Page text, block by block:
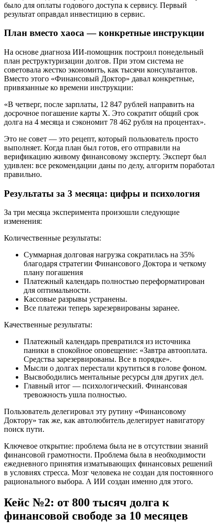
было для оплаты годового доступа к сервису. Первый
результат оправдал инвестицию в сервис.
План вместо хаоса — конкретные инструкции
На основе диагноза ИИ-помощник построил понедельный
план реструктуризации долгов. При этом система не
советовала жестко экономить, как тысячи консультантов.
Вместо этого «Финансовый Доктор» давал конкретные,
привязанные ко времени инструкции:
«В четверг, после зарплаты, 12 847 рублей направить на
досрочное погашение карты X. Это сократит общий срок
долга на 4 месяца и сэкономит 78 462 рубля на процентах».
Это не совет — это рецепт, который пользователь просто
выполняет. Когда план был готов, его отправили на
верификацию живому финансовому эксперту. Эксперт был
удивлен: все рекомендации даны по делу, алгоритм поработал
правильно.
Результаты за 3 месяца: цифры и психология
За три месяца эксперимента произошли следующие
изменения:
Количественные результаты:
Суммарная долговая нагрузка сократилась на 35%
благодаря стратегии Финансового Доктора и четкому
плану погашения
Платежный календарь полностью переформатирован
для оптимальности.
Кассовые разрывы устранены.
Все платежи теперь зарезервированы заранее.
Качественные результаты:
Платежный календарь превратился из источника
паники в спокойное оповещение: «Завтра автооплата.
Средства зарезервированы. Все в порядке».
Мысли о долгах перестали крутиться в голове фоном.
Высвободились ментальные ресурсы для других дел.
Главный итог — психологический. Финансовая
тревожность ушла полностью.
Пользователь делегировал эту рутину «Финансовому
Доктору» так же, как автолюбитель делегирует навигатору
поиск пути.
Ключевое открытие: проблема была не в отсутствии знаний
финансовой грамотности. Проблема была в необходимости
ежедневного принятия изматывающих финансовых решений
в условиях стресса. Мозг человека не создан для постоянного
рационального выбора. А ИИ создан именно для этого.
Кейс №2: от 800 тысяч долга к
финансовой свободе за 10 месяцев